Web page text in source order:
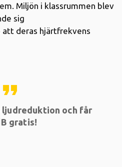
Miljön i klassrummen blev
sig
deras hjärtfrekvens
format_quote
ljudreduktion och får
gratis!